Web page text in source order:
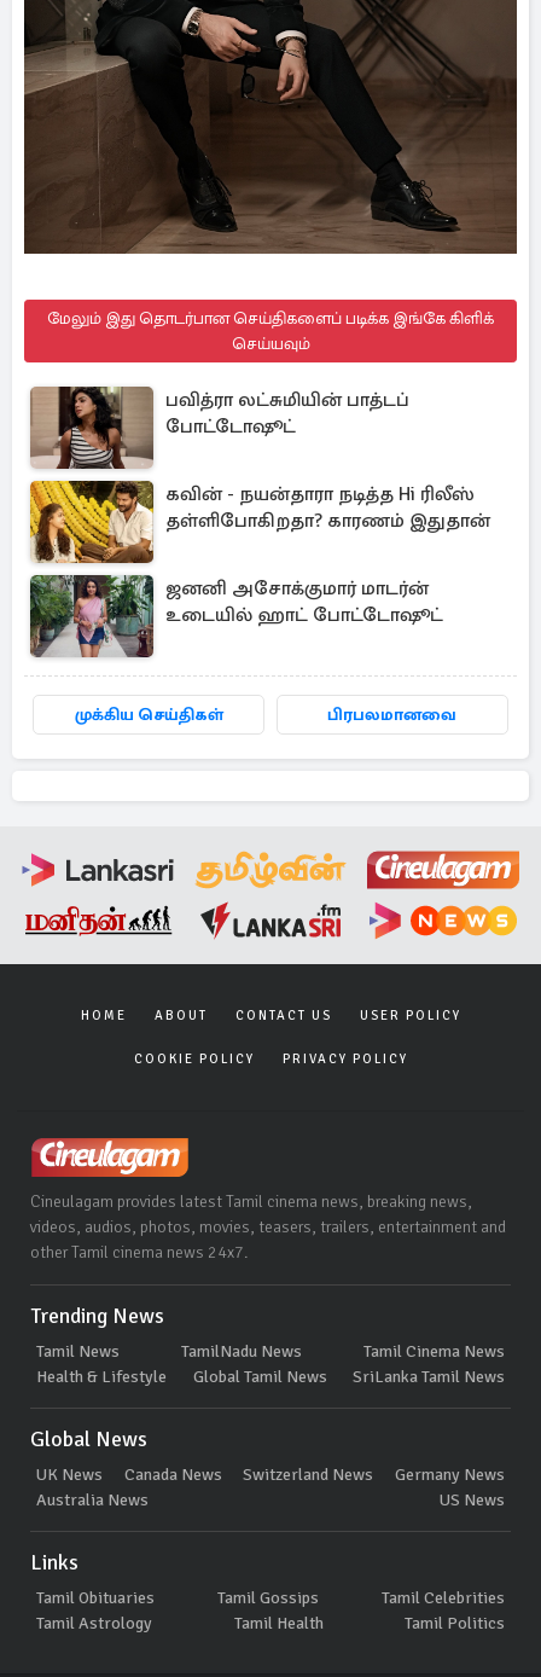
மேலும் இது தொடர்பான செய்திகளைப் படிக்க இங்கே கிளிக்
செய்யவும்
பவித்ரா லட்சுமியின் பாத்டப்
போட்டோஷூட்
கவின் - நயன்தாரா நடித்த Hi ரிலீஸ்
தள்ளிபோகிறதா? காரணம் இதுதான்
ஜனனி அசோக்குமார் மாடர்ன்
உடையில் ஹாட் போட்டோஷூட்
முக்கிய செய்திகள் பிரபலமானவை
HOME ABOUT CONTACT US USER POLICY
COOKIE POLICY PRIVACY POLICY
Cineulagam provides latest Tamil cinema news, breaking news,
videos, audios, photos, movies, teasers, trailers, entertainment and
other Tamil cinema news 24x7.
Trending News
Tamil News TamilNadu News
Tamil Cinema News
Health & Lifestyle
Global Tamil News SriLanka Tamil News
Global News
UK News Canada News Switzerland News
Germany News
Australia News
US News
Links
Tamil Obituaries Tamil Gossips
Tamil Celebrities
Tamil Astrology
Tamil Health Tamil Politics